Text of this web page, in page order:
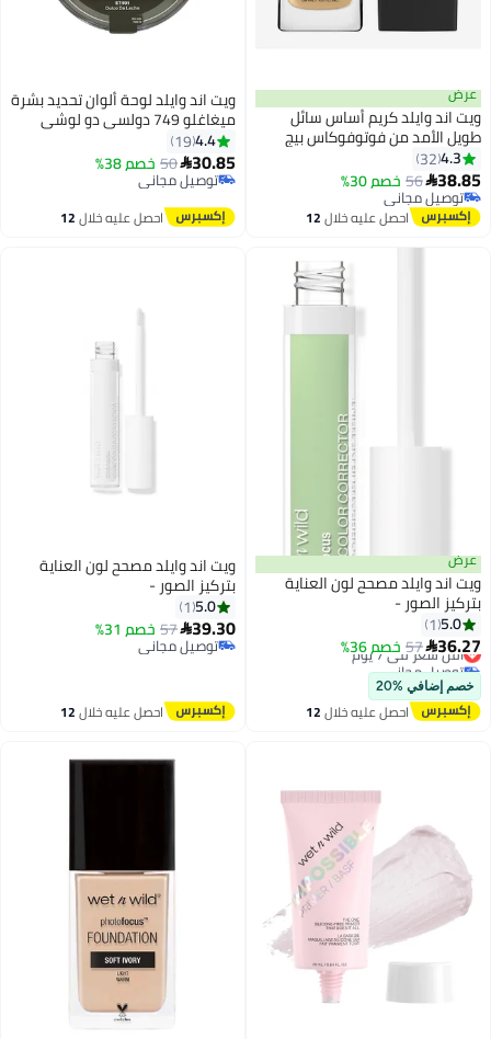
3
عرض
ويت اند وايلد كريم أساس سائل
طويل الأمد من فوتوفوكاس بيج
ذهبي
4.3
32
38.85
56 خصم 30%
توصيل مجاني
توصيل مجانياحصل عليه خلال12
ويت اند وايلد لوحة ألوان تحديد بشرة
ميغاغلو 749 دولسي دو لوشي
4.4
19
30.85
50 خصم 38%
توصيل مجاني
توصيل مجاني
احصل عليه خلال12
عرض
ويت اند وايلد مصحح لون العناية
بتركيز الصور -
5.0
1
36.27
57 خصم 36%أقل سعر في 7 يوم
توصيل مجاني
أقل سعر في 7 يوم
خصم إضافي %20
احصل عليه خلال12
ويت اند وايلد مصحح لون العناية
بتركيز الصور -
5.0
1
39.30
57 خصم 31%
توصيل مجاني
توصيل مجاني
احصل عليه خلال12